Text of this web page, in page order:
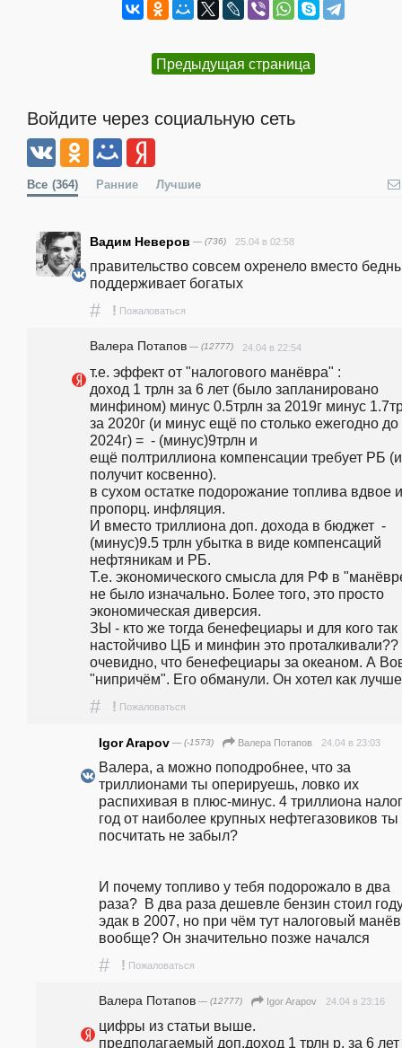
Предыдущая страница
Войдите через социальную сеть
Все (364) Ранние Лучшие
Вадим Неверов — (736) 25.04 в 02:58
правительство совсем охренело вместо
поддерживает богатых
# ! Пожаловаться
Валера Потапов — (12777) 24.04 в 22:54
т.е. эффект от "налогового манёвра" :
доход 1 трлн за 6 лет (было запланировано
минфином) минус 0.5трлн за 2019г минус
за 2020г (и минус ещё по столько ежегодно до
2024г) =  - (минус)9трлн и
ещё полтриллиона компенсации требует РБ (и
получит косвенно).
в сухом остатке подорожание топлива вдвое и
пропорц. инфляция.
И вместо триллиона доп. дохода в бюджет  -
(минус)9.5 трлн убытка в виде компенсаций
нефтяникам и РБ.
Т.е. экономического смысла для РФ в
не было изначально. Более того, это просто
экономическая диверсия.
ЗЫ - кто же тогда бенефециары и для кого так
настойчиво ЦБ и минфин это проталкивали??
очевидно, что бенефециары за океаном. А
"нипричём". Его обманули. Он хотел как
# ! Пожаловаться
Igor Arapov — (-1573) Валера Потапов 24.04 в 23:03
Валера, а можно поподробнее, что за
триллионами ты оперируешь, ловко их
распихивая в плюс-минус. 4 триллиона
год от наиболее крупных нефтегазовиков ты
посчитать не забыл?
И почему топливо у тебя подорожало в два
раза?  В два раза дешевле бензин стоил
эдак в 2007, но при чём тут налоговый
вообще? Он значительно позже начался
# ! Пожаловаться
Валера Потапов — (12777) Igor Arapov 24.04 в 23:16
цифры из статьи выше.
предполагаемый доп.доход 1 трлн р. за 6 лет